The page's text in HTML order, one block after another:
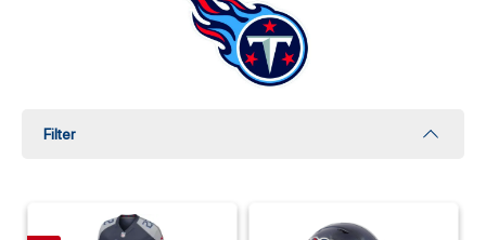
Filter